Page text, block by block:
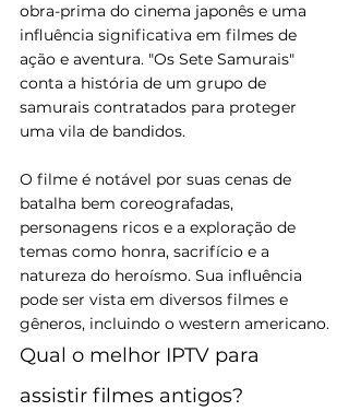
obra-prima do cinema japonês e uma
influência significativa em filmes de
ação e aventura. "Os Sete Samurais"
conta a história de um grupo de
samurais contratados para proteger
uma vila de bandidos.
O filme é notável por suas cenas de
batalha bem coreografadas,
personagens ricos e a exploração de
temas como honra, sacrifício e a
natureza do heroísmo. Sua influência
pode ser vista em diversos filmes e
gêneros, incluindo o western americano​​.
Qual o melhor IPTV para
assistir filmes antigos?